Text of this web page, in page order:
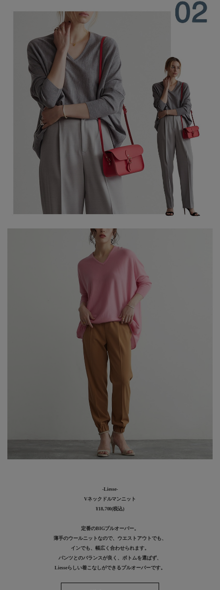
-Liesse-
Vネックドルマンニット
¥18,700(税込)
定番のBIGプルオーバー。
薄手のウールニットなので、ウエストアウトでも、
インでも、幅広く合わせられます。
パンツとのバランスが良く、ボトムを選ばず、
Liesseらしい着こなしができるプルオーバーです。